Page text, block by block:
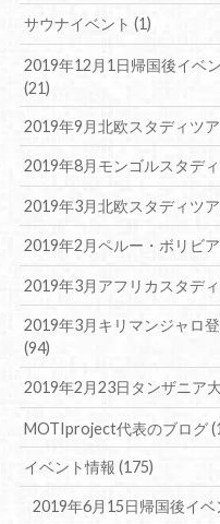
サウナイベント(1)
2019年12月1日帰国後イベ
(21)
2019年9月北欧スタディツ
2019年8月モンゴルスタデ
2019年3月北欧スタディツ
2019年2月ペルー・ボリビ
2019年3月アフリカスタデ
2019年3月キリマンジャロ
(94)
2019年2月23日タンザニア
MOTIproject代表のブログ
イベント情報(175)
2019年6月15日帰国後イベ